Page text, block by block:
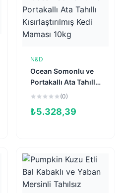
N&D
Ocean Somonlu ve
Portakallı Ata Tahıllı
Kısırlaştırılmış Kedi
(0)
₺5.328,39